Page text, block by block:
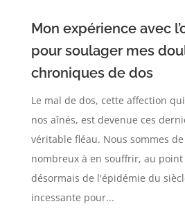
Mon expérience avec
pour soulager mes
chroniques de dos
Le mal de dos, cette affection
nos aînés, est devenue ces
véritable fléau. Nous sommes
nombreux à en souffrir, au
désormais de l'épidémie du
incessante pour...